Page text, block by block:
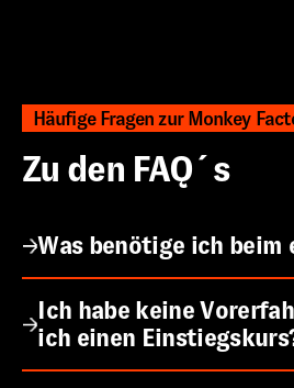
Häufige Fragen zur Monkey
Zu den FAQ´s
Was benötige ich beim
Ich habe keine
ich einen